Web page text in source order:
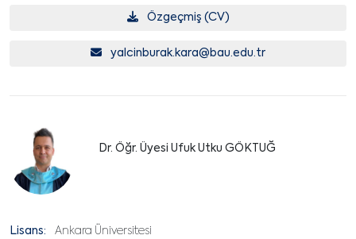
Özgeçmiş (CV)
yalcinburak.kara@bau.edu.tr
Dr. Öğr. Üyesi Ufuk Utku GÖKTUĞ
Lisans: Ankara Üniversitesi